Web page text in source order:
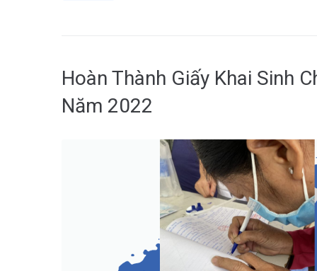
Hoàn Thành Giấy Khai Sinh
Năm 2022